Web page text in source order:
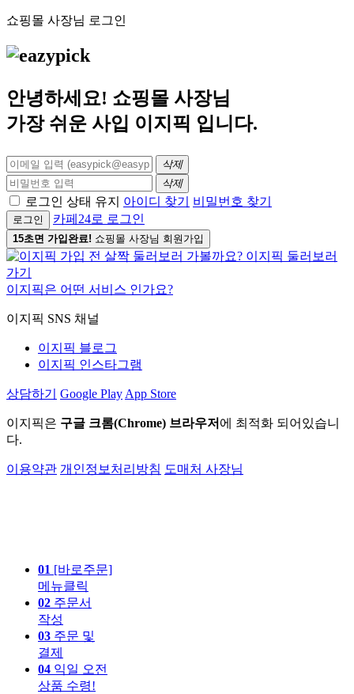
쇼핑몰 사장님 로그인
안녕하세요! 쇼핑몰 사장님
가장 쉬운 사입 이지픽 입니다.
삭제
삭제
로그인 상태 유지 아이디 찾기 비밀번호 찾기
로그인 카페24로 로그인
15초면 가입완료! 쇼핑몰 사장님 회원가입
이지픽은 어떤 서비스 인가요?
이지픽 SNS 채널
이지픽 블로그
이지픽 인스타그램
상담하기 Google Play App Store
이지픽은 구글 크롬(Chrome) 브라우저 에 최적화 되어있습니
다.
이용약관 개인정보처리방침 도매처 사장님
01 [바로주문]
메뉴클릭
02 주문서
작성
03 주문 및
결제
04 익일 오전
상품 수령!